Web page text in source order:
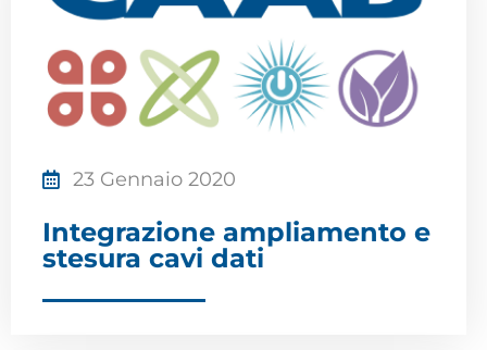
23 Gennaio 2020
Integrazione ampliamento e
stesura cavi dati